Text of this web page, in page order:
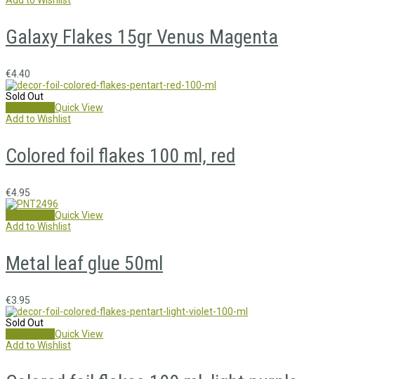
Galaxy Flakes 15gr Venus Magenta
€4.40
Sold Out
Quick View
Add to Wishlist
Colored foil flakes 100 ml, red
€4.95
Quick View
Add to Wishlist
Metal leaf glue 50ml
€3.95
Sold Out
Quick View
Add to Wishlist